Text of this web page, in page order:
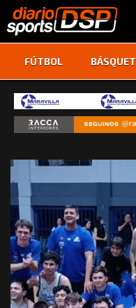
FÚTBOL BÁSQUET